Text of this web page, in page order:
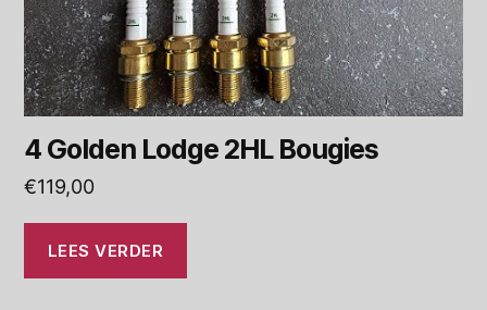
4 Golden Lodge 2HL Bougies
€119,00
LEES VERDER